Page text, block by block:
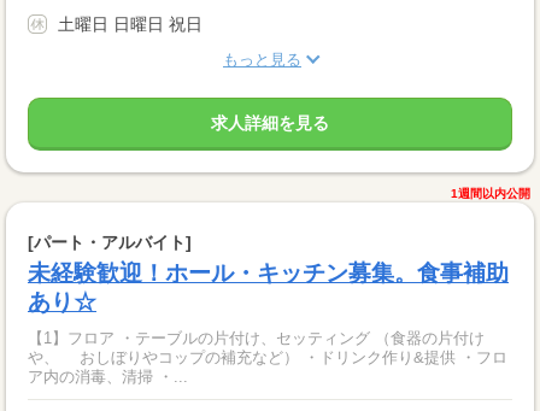
土曜日 日曜日 祝日
もっと見る
求人詳細を見る
1週間以内公開
[パート・アルバイト]
未経験歓迎！ホール・キッチン募集。食事補助
あり☆
【1】フロア ・テーブルの片付け、セッティング （食器の片付け
や、 おしぼりやコップの補充など） ・ドリンク作り&提供 ・フロ
ア内の消毒、清掃 ・...